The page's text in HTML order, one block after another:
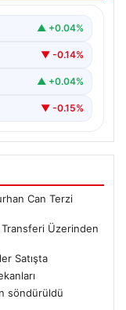
son
▲ +0.04%
▼ -0.14%
▲ +0.04%
▼ -0.15%
Can Terzi
Transferi Üzerinden
Satışta
söndürüldü